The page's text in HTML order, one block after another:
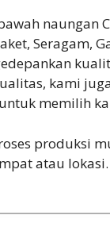
naungan
Seragam,
kami
memilih
produksi
atau